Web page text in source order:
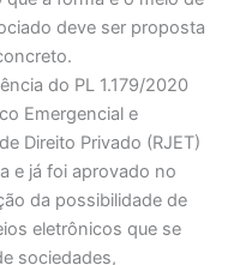
deve ser proposta
do PL 1.179/2020
Emergencial e
Direito Privado (RJET)
e já foi aprovado no
da possibilidade de
eletrônicos que se
sociedades,